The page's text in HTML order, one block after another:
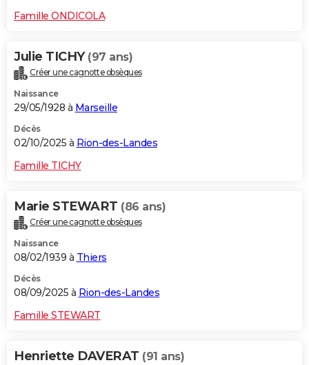
Famille ONDICOLA
Julie TICHY (97 ans)
Créer une cagnotte obsèques
Naissance
29/05/1928 à Marseille
Décès
02/10/2025 à Rion-des-Landes
Famille TICHY
Marie STEWART (86 ans)
Créer une cagnotte obsèques
Naissance
08/02/1939 à Thiers
Décès
08/09/2025 à Rion-des-Landes
Famille STEWART
Henriette DAVERAT (91 ans)